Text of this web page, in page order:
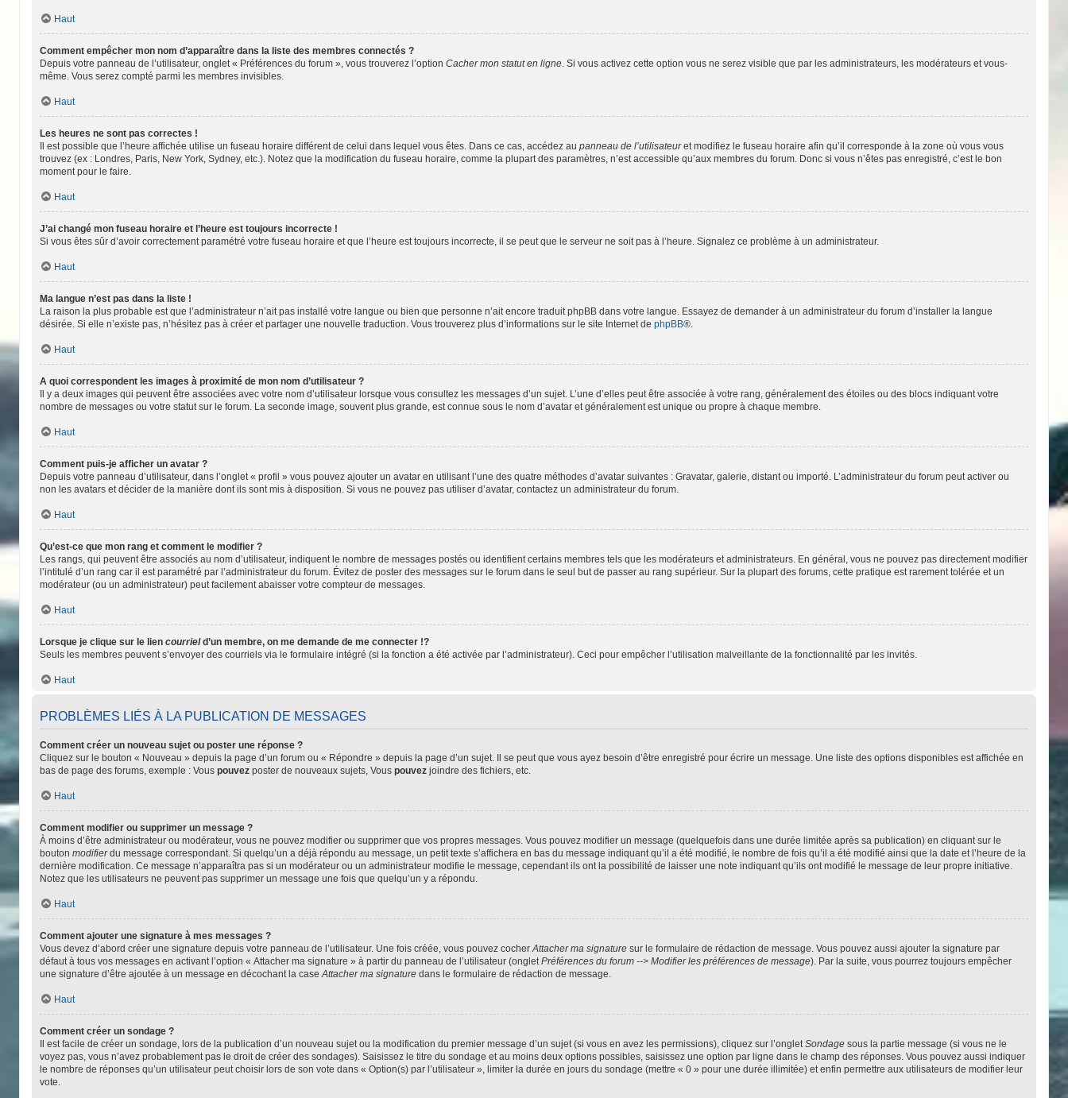
Haut
Comment empêcher mon nom d’apparaître dans la liste des membres connectés ?
Depuis votre panneau de l’utilisateur, onglet « Préférences du forum », vous trouverez l’optionCacher mon statut en ligne. Si vous activez cette option vous ne serez visible que par les administrateurs, les modérateurs et vous-
même. Vous serez compté parmi les membres invisibles.
Haut
Les heures ne sont pas correctes !
Il est possible que l’heure affichée utilise un fuseau horaire différent de celui dans lequel vous êtes. Dans ce cas, accédez aupanneau de l’utilisateuret modifiez le fuseau horaire afin qu’il corresponde à la zone où vous vous
trouvez (ex : Londres, Paris, New York, Sydney, etc.). Notez que la modification du fuseau horaire, comme la plupart des paramètres, n’est accessible qu’aux membres du forum. Donc si vous n’êtes pas enregistré, c’est le bon
moment pour le faire.
Haut
J’ai changé mon fuseau horaire et l’heure est toujours incorrecte !
Si vous êtes sûr d’avoir correctement paramétré votre fuseau horaire et que l’heure est toujours incorrecte, il se peut que le serveur ne soit pas à l’heure. Signalez ce problème à un administrateur.
Haut
Ma langue n’est pas dans la liste !
La raison la plus probable est que l’administrateur n’ait pas installé votre langue ou bien que personne n’ait encore traduit phpBB dans votre langue. Essayez de demander à un administrateur du forum d’installer la langue
désirée. Si elle n’existe pas, n’hésitez pas à créer et partager une nouvelle traduction. Vous trouverez plus d’informations sur le site Internet dephpBB®.
Haut
A quoi correspondent les images à proximité de mon nom d’utilisateur ?
Il y a deux images qui peuvent être associées avec votre nom d’utilisateur lorsque vous consultez les messages d’un sujet. L’une d’elles peut être associée à votre rang, généralement des étoiles ou des blocs indiquant votre
nombre de messages ou votre statut sur le forum. La seconde image, souvent plus grande, est connue sous le nom d’avatar et généralement est unique ou propre à chaque membre.
Haut
Comment puis-je afficher un avatar ?
Depuis votre panneau d’utilisateur, dans l’onglet « profil » vous pouvez ajouter un avatar en utilisant l’une des quatre méthodes d’avatar suivantes : Gravatar, galerie, distant ou importé. L’administrateur du forum peut activer ou
non les avatars et décider de la manière dont ils sont mis à disposition. Si vous ne pouvez pas utiliser d’avatar, contactez un administrateur du forum.
Haut
Qu’est-ce que mon rang et comment le modifier ?
Les rangs, qui peuvent être associés au nom d’utilisateur, indiquent le nombre de messages postés ou identifient certains membres tels que les modérateurs et administrateurs. En général, vous ne pouvez pas directement modifier
l’intitulé d’un rang car il est paramétré par l’administrateur du forum. Évitez de poster des messages sur le forum dans le seul but de passer au rang supérieur. Sur la plupart des forums, cette pratique est rarement tolérée et un
modérateur (ou un administrateur) peut facilement abaisser votre compteur de messages.
Haut
Lorsque je clique sur le liencourrield’un membre, on me demande de me connecter !?
Seuls les membres peuvent s’envoyer des courriels via le formulaire intégré (si la fonction a été activée par l’administrateur). Ceci pour empêcher l’utilisation malveillante de la fonctionnalité par les invités.
Haut
PROBLÈMES LIÉS À LA PUBLICATION DE MESSAGES
Comment créer un nouveau sujet ou poster une réponse ?
Cliquez sur le bouton « Nouveau » depuis la page d’un forum ou « Répondre » depuis la page d’un sujet. Il se peut que vous ayez besoin d’être enregistré pour écrire un message. Une liste des options disponibles est affichée en
bas de page des forums, exemple : Vouspouvez poster de nouveaux sujets, Vouspouvez joindre des fichiers, etc.
Haut
Comment modifier ou supprimer un message ?
À moins d’être administrateur ou modérateur, vous ne pouvez modifier ou supprimer que vos propres messages. Vous pouvez modifier un message (quelquefois dans une durée limitée après sa publication) en cliquant sur le
boutonmodifierdu message correspondant. Si quelqu’un a déjà répondu au message, un petit texte s’affichera en bas du message indiquant qu’il a été modifié, le nombre de fois qu’il a été modifié ainsi que la date et l’heure de la
dernière modification. Ce message n’apparaîtra pas si un modérateur ou un administrateur modifie le message, cependant ils ont la possibilité de laisser une note indiquant qu’ils ont modifié le message de leur propre initiative.
Notez que les utilisateurs ne peuvent pas supprimer un message une fois que quelqu’un y a répondu.
Haut
Comment ajouter une signature à mes messages ?
Vous devez d’abord créer une signature depuis votre panneau de l’utilisateur. Une fois créée, vous pouvez cocherAttacher ma signature sur le formulaire de rédaction de message. Vous pouvez aussi ajouter la signature par
défaut à tous vos messages en activant l’option « Attacher ma signature » à partir du panneau de l’utilisateur (ongletPréférences du forum --> Modifier les préférences de message). Par la suite, vous pourrez toujours empêcher
une signature d’être ajoutée à un message en décochant la caseAttacher ma signature dans le formulaire de rédaction de message.
Haut
Comment créer un sondage ?
Il est facile de créer un sondage, lors de la publication d’un nouveau sujet ou la modification du premier message d’un sujet (si vous en avez les permissions), cliquez sur l’ongletSondage sous la partie message (si vous ne le
voyez pas, vous n’avez probablement pas le droit de créer des sondages). Saisissez le titre du sondage et au moins deux options possibles, saisissez une option par ligne dans le champ des réponses. Vous pouvez aussi indiquer
le nombre de réponses qu’un utilisateur peut choisir lors de son vote dans « Option(s) par l’utilisateur », limiter la durée en jours du sondage (mettre « 0 » pour une durée illimitée) et enfin permettre aux utilisateurs de modifier leur
vote.